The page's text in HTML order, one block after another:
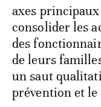
axes
consolider les
des
de leurs
un saut
prévention et le